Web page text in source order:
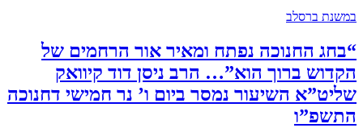
במשנת ברסלב
“בחג החנוכה נפתח ומאיר אור הרחמים של
הקדוש ברוך הוא”… הרב ניסן דוד קיוואק
שליט”א השיעור נמסר ביום ו’ נר חמישי דחנוכה
התשפ”ו